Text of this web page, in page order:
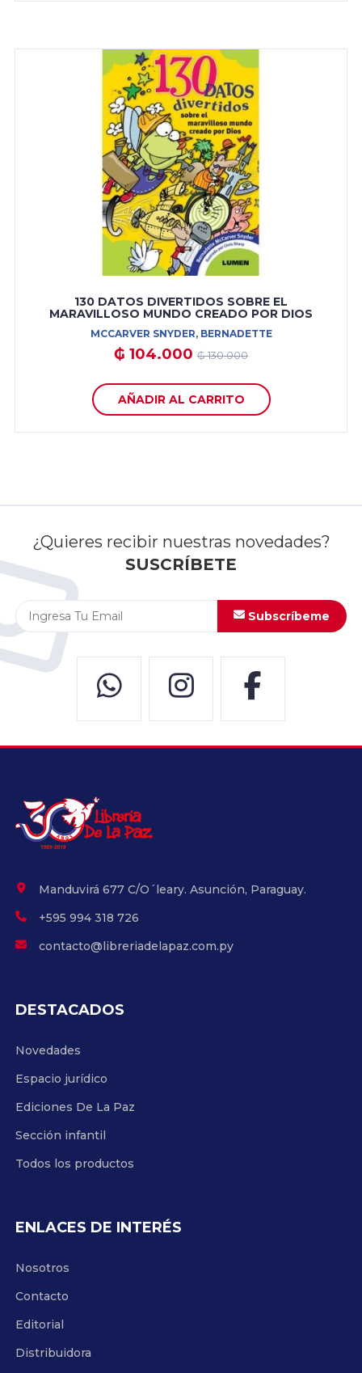
130 DATOS DIVERTIDOS SOBRE EL
MARAVILLOSO MUNDO CREADO POR DIOS
MCCARVER SNYDER, BERNADETTE
₲ 104.000 ₲ 130.000
AÑADIR AL CARRITO
¿Quieres recibir nuestras novedades?
SUSCRÍBETE
Subscríbeme
Manduvirá 677 C/O´leary. Asunción, Paraguay.
+595 994 318 726
contacto@libreriadelapaz.com.py
DESTACADOS
Novedades
Espacio jurídico
Ediciones De La Paz
Sección infantil
Todos los productos
ENLACES DE INTERÉS
Nosotros
Contacto
Editorial
Distribuidora